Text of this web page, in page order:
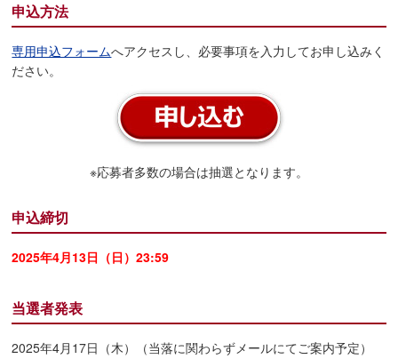
申込方法
専用申込フォームへアクセスし、必要事項を入力してお申し込みく
ださい。
※応募者多数の場合は抽選となります。
申込締切
2025年4月13日（日）23:59
当選者発表
2025年4月17日（木）（当落に関わらずメールにてご案内予定）